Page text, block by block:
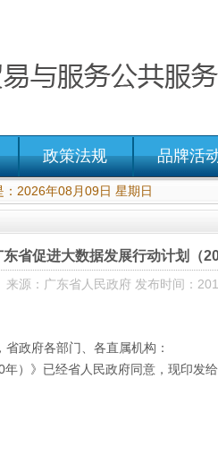
政策法规 品牌活
：2026年08月09日 星期日
省促进大数据发展行动计划（
来源：广东省人民政府 发布时间：
政府各部门、各直属机构：
年）》已经省人民政府同意，现印